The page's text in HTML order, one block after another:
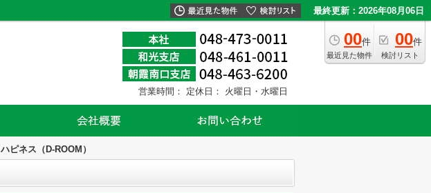
最終更新：2026年08月06日
00件
最近見た物件
00件
検討リスト
営業時間： 定休日： 火曜日・水曜日
ハピネス（D-ROOM）